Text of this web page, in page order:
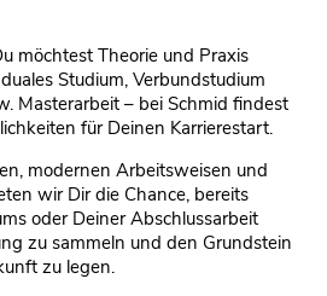
möchtest Theorie und Praxis
Studium, Verbundstudium
Masterarbeit – bei Schmid findest
für Deinen Karrierestart.
modernen Arbeitsweisen und
wir Dir die Chance, bereits
oder Deiner Abschlussarbeit
zu sammeln und den Grundstein
zu legen.